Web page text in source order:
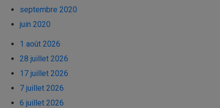
septembre 2020
juin 2020
1 août 2026
28 juillet 2026
17 juillet 2026
7 juillet 2026
6 juillet 2026